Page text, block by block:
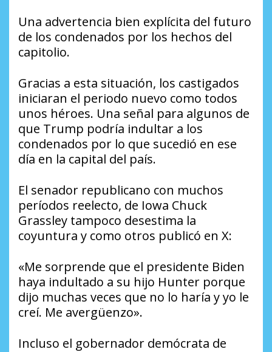
Una advertencia bien explícita del futuro
de los condenados por los hechos del
capitolio.
Gracias a esta situación, los castigados
iniciaran el periodo nuevo como todos
unos héroes. Una señal para algunos de
que Trump podría indultar a los
condenados por lo que sucedió en ese
día en la capital del país.
El senador republicano con muchos
períodos reelecto, de Iowa Chuck
Grassley tampoco desestima la
coyuntura y como otros publicó en X:
«Me sorprende que el presidente Biden
haya indultado a su hijo Hunter porque
dijo muchas veces que no lo haría y yo le
creí. Me avergüenzo».
Incluso el gobernador demócrata de